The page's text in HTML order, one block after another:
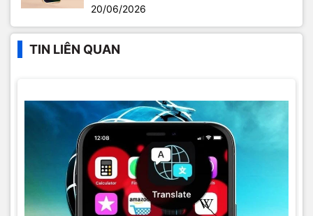
20/06/2026
TIN LIÊN QUAN